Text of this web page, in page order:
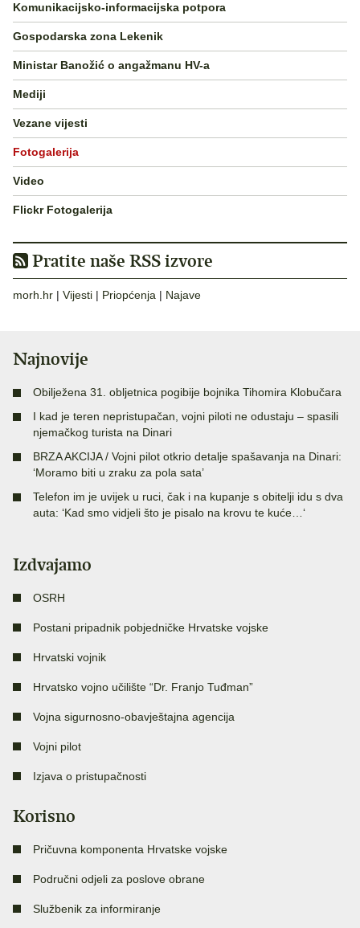
Komunikacijsko-informacijska potpora
Gospodarska zona Lekenik
Ministar Banožić o angažmanu HV-a
Mediji
Vezane vijesti
Fotogalerija
Video
Flickr Fotogalerija
Pratite naše RSS izvore
morh.hr | Vijesti | Priopćenja | Najave
Najnovije
Obilježena 31. obljetnica pogibije bojnika Tihomira Klobučara
I kad je teren nepristupačan, vojni piloti ne odustaju – spasili
njemačkog turista na Dinari
BRZA AKCIJA / Vojni pilot otkrio detalje spašavanja na Dinari:
‘Moramo biti u zraku za pola sata’
Telefon im je uvijek u ruci, čak i na kupanje s obitelji idu s dva
auta: ‘Kad smo vidjeli što je pisalo na krovu te kuće…‘
Izdvajamo
OSRH
Postani pripadnik pobjedničke Hrvatske vojske
Hrvatski vojnik
Hrvatsko vojno učilište “Dr. Franjo Tuđman”
Vojna sigurnosno-obavještajna agencija
Vojni pilot
Izjava o pristupačnosti
Korisno
Pričuvna komponenta Hrvatske vojske
Područni odjeli za poslove obrane
Službenik za informiranje